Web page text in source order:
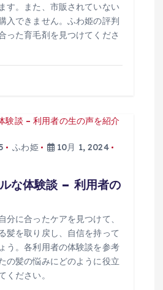
す。また、市販されていない
入できません。ふわ姫の評判
った育毛剤を見つけてくださ
ふわ姫
10月 1, 2024
な体験談 – 利用者の
分に合ったケアを見つけて、
髪を取り戻し、自信を持って
う。各利用者の体験談を参考
の髪の悩みにどのように役立
ください。